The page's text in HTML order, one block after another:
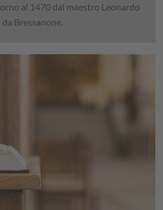
al 1470 dal maestro Leonardo
da Bressanone.